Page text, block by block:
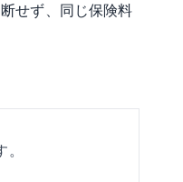
せず、同じ保険料